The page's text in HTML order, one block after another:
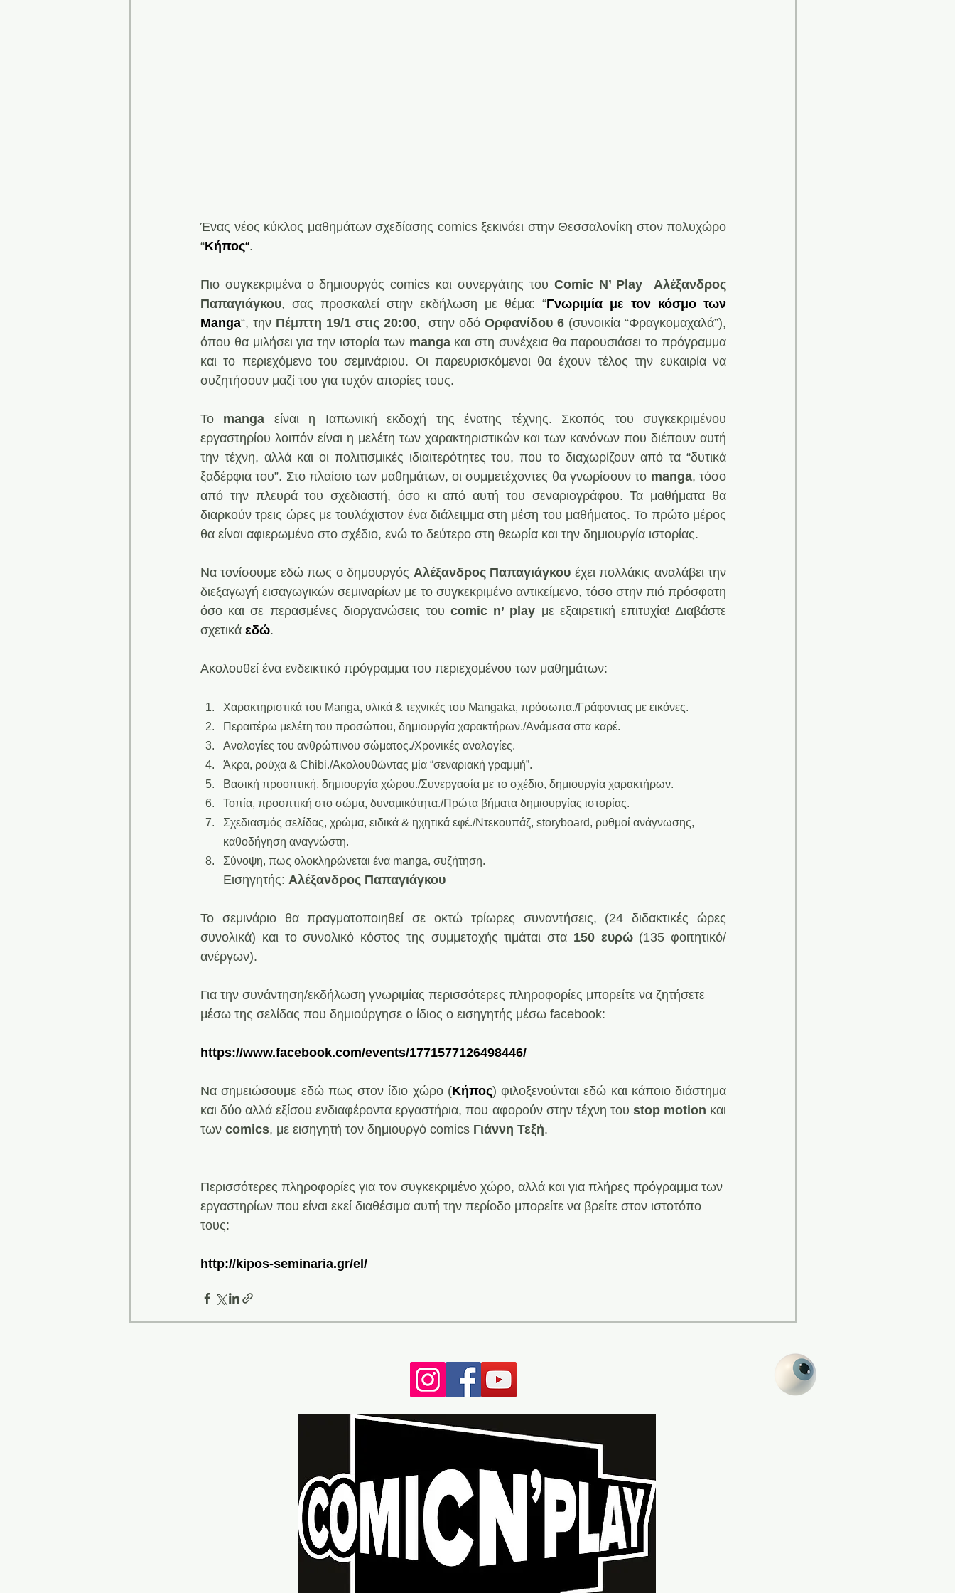
Ένας νέος κύκλος μαθημάτων σχεδίασης comics ξεκινάει στην Θεσσαλονίκη στον πολυχώρο
“Κήπος“.
Πιο συγκεκριμένα ο δημιουργός comics και συνεργάτης του Comic N’ Play  Aλέξανδρος
Παπαγιάγκου, σας προσκαλεί στην εκδήλωση με θέμα: “Γνωριμία με τον κόσμο των
Manga“, την Πέμπτη 19/1 στις 20:00,  στην οδό Ορφανίδου 6 (συνοικία “Φραγκομαχαλά”),
όπου θα μιλήσει για την ιστορία των manga και στη συνέχεια θα παρουσιάσει το πρόγραμμα
και το περιεχόμενο του σεμινάριου. Οι παρευρισκόμενοι θα έχουν τέλος την ευκαιρία να
συζητήσουν μαζί του για τυχόν απορίες τους.
Το manga είναι η Ιαπωνική εκδοχή της ένατης τέχνης. Σκοπός του συγκεκριμένου
εργαστηρίου λοιπόν είναι η μελέτη των χαρακτηριστικών και των κανόνων που διέπουν αυτή
την τέχνη, αλλά και οι πολιτισμικές ιδιαιτερότητες του, που το διαχωρίζουν από τα “δυτικά
ξαδέρφια του”. Στο πλαίσιο των μαθημάτων, οι συμμετέχοντες θα γνωρίσουν το manga, τόσο
από την πλευρά του σχεδιαστή, όσο κι από αυτή του σεναριογράφου. Τα μαθήματα θα
διαρκούν τρεις ώρες με τουλάχιστον ένα διάλειμμα στη μέση του μαθήματος. Το πρώτο μέρος
θα είναι αφιερωμένο στο σχέδιο, ενώ το δεύτερο στη θεωρία και την δημιουργία ιστορίας.
Να τονίσουμε εδώ πως ο δημουργός Αλέξανδρος Παπαγιάγκου έχει πολλάκις αναλάβει την
διεξαγωγή εισαγωγικών σεμιναρίων με το συγκεκριμένο αντικείμενο, τόσο στην πιό πρόσφατη
όσο και σε περασμένες διοργανώσεις του comic n’ play με εξαιρετική επιτυχία! Διαβάστε
σχετικά εδώ.
Ακολουθεί ένα ενδεικτικό πρόγραμμα του περιεχομένου των μαθημάτων:
Χαρακτηριστικά του Manga, υλικά & τεχνικές του Mangaka, πρόσωπα./Γράφοντας με εικόνες.
Περαιτέρω μελέτη του προσώπου, δημιουργία χαρακτήρων./Ανάμεσα στα καρέ.
Αναλογίες του ανθρώπινου σώματος./Χρονικές αναλογίες.
Άκρα, ρούχα & Chibi./Ακολουθώντας μία “σεναριακή γραμμή”.
Βασική προοπτική, δημιουργία χώρου./Συνεργασία με το σχέδιο, δημιουργία χαρακτήρων.
Τοπία, προοπτική στο σώμα, δυναμικότητα./Πρώτα βήματα δημιουργίας ιστορίας.
Σχεδιασμός σελίδας, χρώμα, ειδικά & ηχητικά εφέ./Ντεκουπάζ, storyboard, ρυθμοί ανάγνωσης,
καθοδήγηση αναγνώστη.
Σύνοψη, πως ολοκληρώνεται ένα manga, συζήτηση.
Εισηγητής: Αλέξανδρος Παπαγιάγκου
Το σεμινάριο θα πραγματοποιηθεί σε οκτώ τρίωρες συναντήσεις, (24 διδακτικές ώρες
συνολικά) και το συνολικό κόστος της συμμετοχής τιμάται στα 150 ευρώ (135 φοιτητικό/
ανέργων).
Για την συνάντηση/εκδήλωση γνωριμίας περισσότερες πληροφορίες μπορείτε να ζητήσετε
μέσω της σελίδας που δημιούργησε ο ίδιος ο εισηγητής μέσω facebook:
https://www.facebook.com/events/1771577126498446/
Να σημειώσουμε εδώ πως στον ίδιο χώρο (Κήπος) φιλοξενούνται εδώ και κάποιο διάστημα
και δύο αλλά εξίσου ενδιαφέροντα εργαστήρια, που αφορούν στην τέχνη του stop motion και
των comics, με εισηγητή τον δημιουργό comics Γιάννη Τεξή.
Περισσότερες πληροφορίες για τον συγκεκριμένο χώρο, αλλά και για πλήρες πρόγραμμα των
εργαστηρίων που είναι εκεί διαθέσιμα αυτή την περίοδο μπορείτε να βρείτε στον ιστοτόπο
τους:
http://kipos-seminaria.gr/el/